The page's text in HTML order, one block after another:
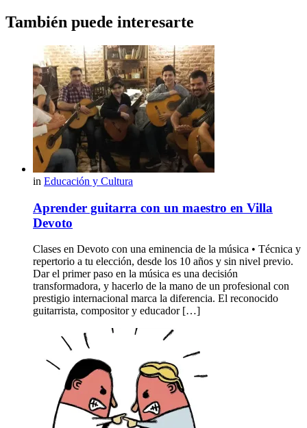
También puede interesarte
in Educación y Cultura
Aprender guitarra con un maestro en Villa
Devoto
Clases en Devoto con una eminencia de la música • Técnica y
repertorio a tu elección, desde los 10 años y sin nivel previo.
Dar el primer paso en la música es una decisión
transformadora, y hacerlo de la mano de un profesional con
prestigio internacional marca la diferencia. El reconocido
guitarrista, compositor y educador […]